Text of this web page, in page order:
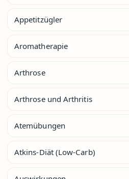
Appetitzügler
Aromatherapie
Arthrose
Arthrose und Arthritis
Atemübungen
Atkins-Diät (Low-Carb)